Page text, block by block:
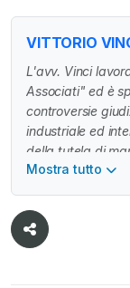
VITTORIO
L'avv. Vinci
Associati" ed è
controversie
industriale ed
della tutela di
dominio,
mappatura e due
conseguito la
l’Università degli
Mostra tutto